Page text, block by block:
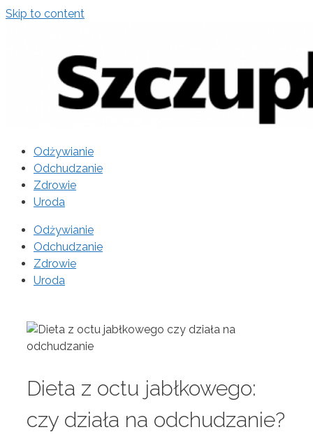
Skip to content
Odżywianie
Odchudzanie
Zdrowie
Uroda
Odżywianie
Odchudzanie
Zdrowie
Uroda
Dieta z octu jabłkowego:
czy działa na odchudzanie?